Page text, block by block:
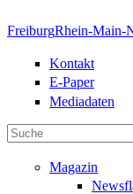
FreiburgRhein-Main-
Kontakt
E-Paper
Mediadaten
Magazin